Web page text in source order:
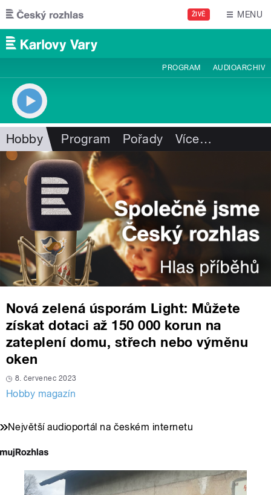
Přejít k hlavnímu obsahu
ŽIVĚ MENU
PROGRAM AUDIOARCHIV
Hobby Program Pořady Více…
Nová zelená úsporám Light: Můžete
získat dotaci až 150 000 korun na
zateplení domu, střech nebo výměnu
oken
8. červenec 2023
Hobby magazín
Největší audioportál na českém internetu